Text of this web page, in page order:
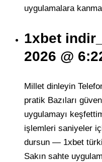
uygulamalara
1xbet
2026 @
Millet dinleyin
pratik Bazıları
uygulamayı
işlemleri saniyeler
dursun — 1xbet
Sakın sahte